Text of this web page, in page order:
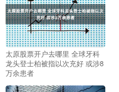
太原股票开户去哪里 全球牙科
龙头登士柏被指以次充好 或涉8
万余患者